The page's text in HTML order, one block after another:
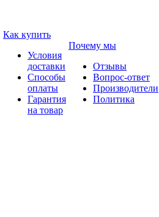
Как купить
Условия
доставки
Способы
оплаты
Гарантия
на товар
Почему мы
Отзывы
Вопрос-ответ
Производители
Политика